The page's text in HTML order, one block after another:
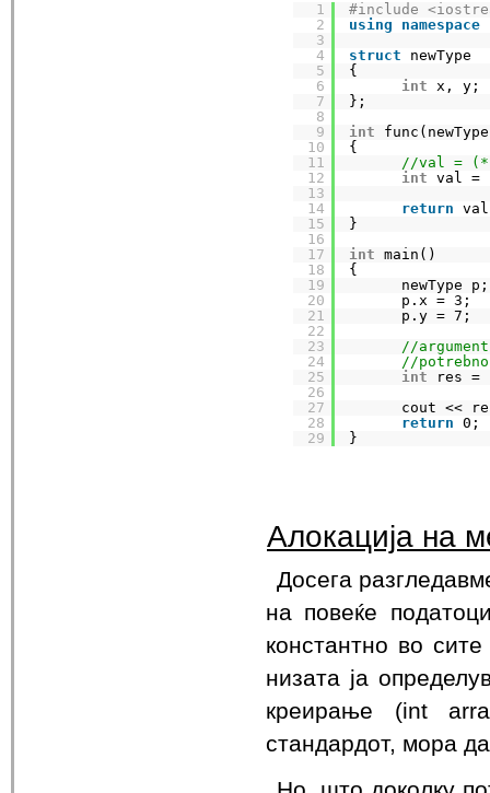
1
2
3
4
5
6
7
8
9
10
11
12
13
14
15
16
17
18
19
20
21
22
23
24
25
26
27
28
29
#include
using
namespace
struct
newType
{
int x, y;
};
int
{
//val =
int val =
return
}
int main()
{
newType p;
p.x = 3;
p.y = 7;
//
//
int
res =
cout
return 0;
}
Алокација на
Досега
на повеќе
константно во
низата ја
креирање (int
стандардот, мора